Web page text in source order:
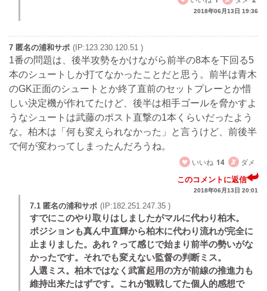
2018年06月13日 19:36
7 匿名の浦和サポ (IP:123.230.120.51 )
1番の問題は、後半攻勢をかけながら前半の8本を下回る5
本のシュートしか打てなかったことだと思う。前半は青木
のGK正面のシュートとか終了直前のセットプレーとか惜
しい決定機が作れてたけど、後半は相手ゴールを脅かすよ
うなシュートは武藤のポスト直撃の1本くらいだったよう
な。柏木は「何も変えられなかった」と言うけど、前後半
で何が変わってしまったんだろうね。
いいね 14 ダメ
このコメントに返信
2018年06月13日 20:01
7.1 匿名の浦和サポ (IP:182.251.247.35 )
すでにこのやり取りはしましたがマルに代わり柏木。
ポジションも真ん中直輝から柏木に代わり流れが完全に
止まりました。あれ？って感じで始まり前半の勢いがな
かったです。それでも変えない監督の判断ミス。
人選ミス。柏木ではなく武富起用の方が前線の推進力も
維持出来たはずです。これが観戦してた個人的感想で